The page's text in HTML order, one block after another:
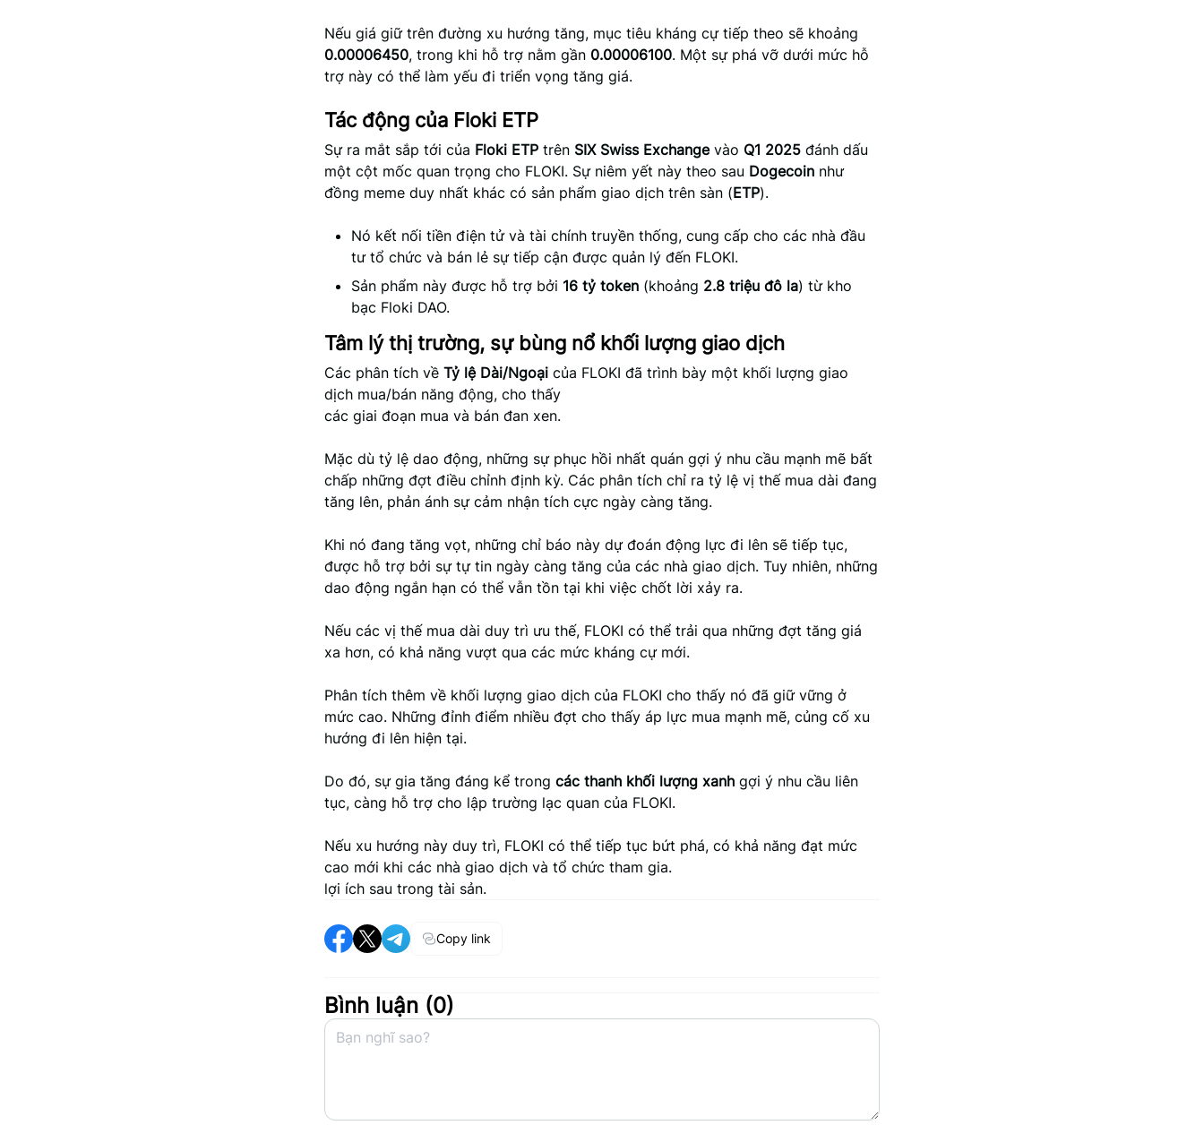
Nếu giá giữ trên đường xu hướng tăng, mục tiêu kháng cự tiếp theo sẽ khoảng
0.00006450, trong khi hỗ trợ nằm gần 0.00006100. Một sự phá vỡ dưới mức hỗ
trợ này có thể làm yếu đi triển vọng tăng giá.
Tác động của Floki ETP
Sự ra mắt sắp tới của Floki ETP trên SIX Swiss Exchangevào Q1 2025 đánh dấu
một cột mốc quan trọng cho FLOKI. Sự niêm yết này theo sau Dogecoin như
đồng meme duy nhất khác có sản phẩm giao dịch trên sàn (ETP).
Nó kết nối tiền điện tử và tài chính truyền thống, cung cấp cho các nhà đầu
tư tổ chức và bán lẻ sự tiếp cận được quản lý đến FLOKI.
Sản phẩm này được hỗ trợ bởi 16 tỷ token (khoảng 2.8 triệu đô la) từ kho
bạc Floki DAO.
Tâm lý thị trường, sự bùng nổ khối lượng giao dịch
Các phân tích về Tỷ lệ Dài/Ngoại của FLOKI đã trình bày một khối lượng giao
dịch mua/bán năng động, cho thấy
các giai đoạn mua và bán đan xen.
Mặc dù tỷ lệ dao động, những sự phục hồi nhất quán gợi ý nhu cầu mạnh mẽ bất
chấp những đợt điều chỉnh định kỳ. Các phân tích chỉ ra tỷ lệ vị thế mua dài đang
tăng lên, phản ánh sự cảm nhận tích cực ngày càng tăng.
Khi nó đang tăng vọt, những chỉ báo này dự đoán động lực đi lên sẽ tiếp tục,
được hỗ trợ bởi sự tự tin ngày càng tăng của các nhà giao dịch. Tuy nhiên, những
dao động ngắn hạn có thể vẫn tồn tại khi việc chốt lời xảy ra.
Nếu các vị thế mua dài duy trì ưu thế, FLOKI có thể trải qua những đợt tăng giá
xa hơn, có khả năng vượt qua các mức kháng cự mới.
Phân tích thêm về khối lượng giao dịch của FLOKI cho thấy nó đã giữ vững ở
mức cao. Những đỉnh điểm nhiều đợt cho thấy áp lực mua mạnh mẽ, củng cố xu
hướng đi lên hiện tại.
Do đó, sự gia tăng đáng kể trong các thanh khối lượng xanh gợi ý nhu cầu liên
tục, càng hỗ trợ cho lập trường lạc quan của FLOKI.
Nếu xu hướng này duy trì, FLOKI có thể tiếp tục bứt phá, có khả năng đạt mức
cao mới khi các nhà giao dịch và tổ chức tham gia.
lợi ích sau trong tài sản.
Copy link
Bình luận (0)